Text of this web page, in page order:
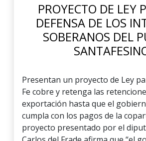
PROYECTO DE LEY
DEFENSA DE LOS
SOBERANOS DEL
Presentan un proyecto de Ley
Fe cobre y retenga las
exportación hasta que el
cumpla con los pagos de la
proyecto presentado por el